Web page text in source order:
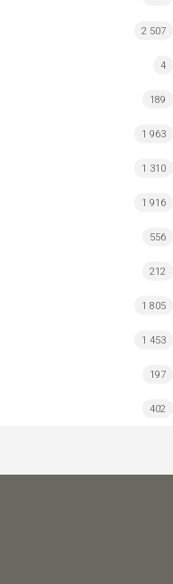
2 507
4
189
1 963
1 310
1 916
556
212
1 805
1 453
197
402